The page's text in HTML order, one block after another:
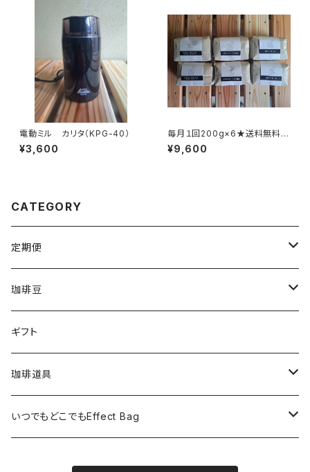
電動ミル カリタ（KPG-40）
¥3,600
毎月１回200g×6★送料無料
（全6回）
¥9,600
CATEGORY
定期便
毎月1回200ｇ×3 ※送料込み（全6回）
毎月１回200g×6※送料無料（全6回）
毎２週間１回200g×3※送料込み（全12回）
毎2か月１回200g×6★送料無料（全６回）
珈琲豆
タンザニア・ルカ二村フェアトレード200g
東ティモール フェアトレードオーガニック200g
メキシコ ヌーイエテ農園 200g
ギフト
珈琲道具
手動ミル カリタKH-10BK
いつでもどこでもEffect Bag